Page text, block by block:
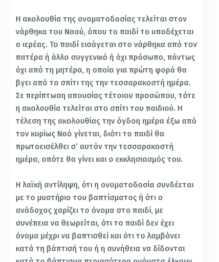
Η ακολουθία της ονοματοδοσίας τελείται στον
νάρθηκα του Ναού, όπου το παιδί το υποδέχεται
ο ιερέας. Το παιδί εισάγεται στο νάρθηκα από τον
πατέρα ή άλλο συγγενικό ή όχι πρόσωπο, πάντως
όχι από τη μητέρα, η οποία για πρώτη φορά θα
βγει από το σπίτι της την τεσσαρακοστή ημέρα.
Σε περίπτωση απουσίας τέτοιου προσώπου, τότε
η ακολουθία τελείται στο σπίτι του παιδιού. Η
τέλεση της ακολουθίας την όγδοη ημέρα έξω από
τον κυρίως Ναό γίνεται, διότι το παιδί θα
πρωτοεισέλθει σ’ αυτόν την τεσσαρακοστή
ημέρα, οπότε θα γίνει και ο εκκλησιασμός του.
Η λαϊκή αντίληψη, ότι η ονοματοδοσία συνδέεται
με το μυστήριο του βαπτίσματος ή ότι ο
ανάδοχος χαρίζει το όνομα στο παιδί, με
συνέπεια να θεωρείται, ότι το παιδί δεν έχει
όνομα μέχρι να βαπτισθεί και ότι το λαμβάνει
κατά τη βάπτισή του ή η συνήθεια να δίδονται